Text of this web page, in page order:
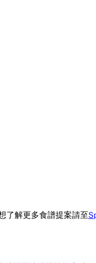
了解更多食譜提案請至